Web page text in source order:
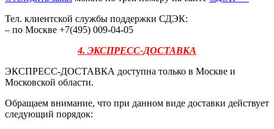
Тел. клиентской службы поддержки СДЭК:
– по Москве +7(495) 009-04-05
4. ЭКСПРЕСС-ДОСТАВКА
ЭКСПРЕСС-ДОСТАВКА доступна только в Москве и
Московской области.
Обращаем внимание, что при данном виде доставки действует
следующий порядок: